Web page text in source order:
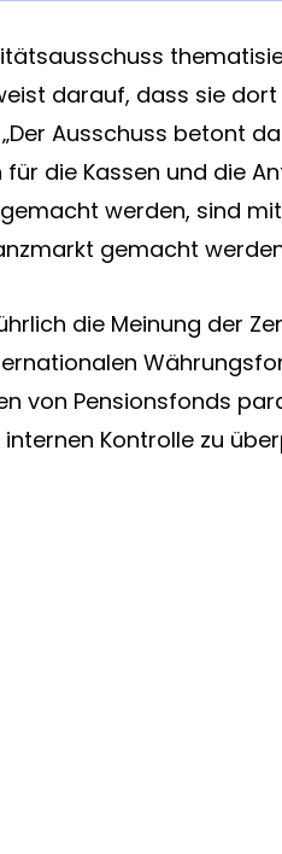
darauf, dass sie
Ausschuss betont
die Kassen und die
werden, sind
gemacht
die Meinung der
von Pensionsfonds
Kontrolle zu